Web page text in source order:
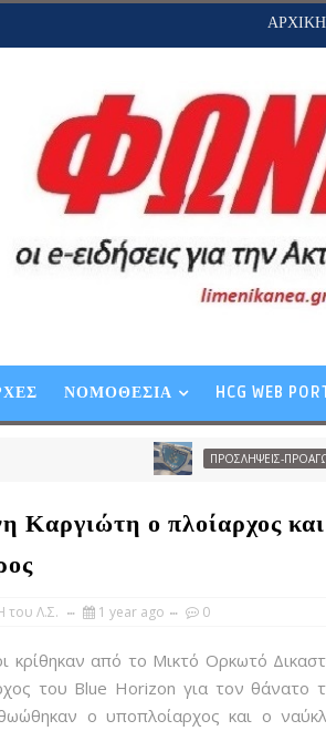
ΑΡΧΙΚΗ
ΝΟΜΟΘΕΣΙΑ HCG WEB
ΠΡΟΣΛΗΨΕΙΣ-ΠΡΟΑΓΩΓΕΣ
Καργιώτη ο πλοίαρχος
Λ.Σ. 1 year ago 0
κρίθηκαν από το Μικτό Ορκωτό
του Blue Horizon για τον θάνατο
ο υποπλοίαρχος και ο